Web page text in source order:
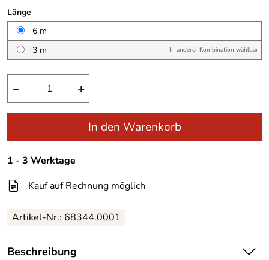
Länge
6 m
3 m
In anderer Kombination wählbar
− +
In den Warenkorb
1 - 3 Werktage
Kauf auf Rechnung möglich
Artikel-Nr.: 68344.0001
Beschreibung